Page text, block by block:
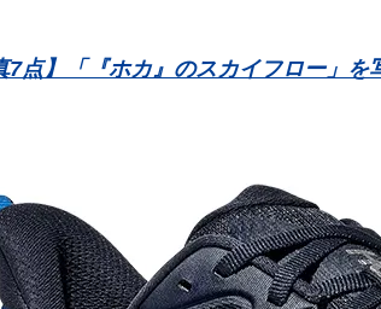
7点】「『ホカ』のスカイフロー」を